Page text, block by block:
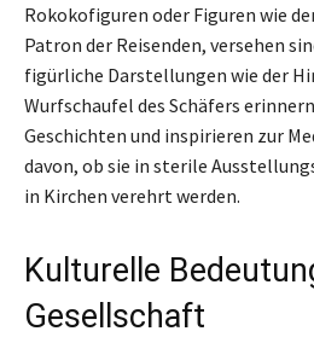
Rokokofiguren oder Figuren wie
Patron der Reisenden, versehen
figürliche Darstellungen wie der
Wurfschaufel des Schäfers
Geschichten und inspirieren zur
davon, ob sie in sterile
in Kirchen verehrt werden.
Kulturelle
Gesellschaft